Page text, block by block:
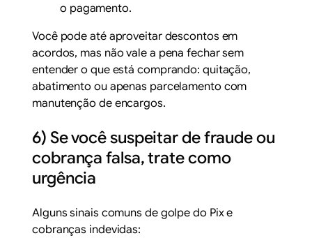
o pagamento.
Você pode até aproveitar descontos em
acordos, mas não vale a pena fechar sem
entender o que está comprando: quitação,
abatimento ou apenas parcelamentocom
manutenção de encargos.
6) Se você suspeitar de fraude ou
cobrança falsa, trate como
urgência
Alguns sinais comuns de golpe do Pix e
cobranças indevidas: